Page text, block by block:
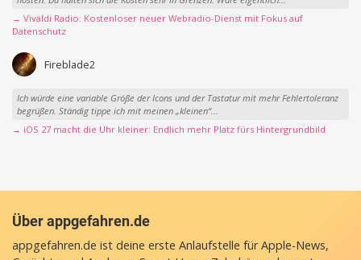
→ Vivaldi Radio: Kostenloser neuer Webradio-Dienst mit Fokus auf
Datenschutz
Fireblade2
Ich würde eine variable Größe der Icons und der Tastatur mit mehr Fehlertoleranz
begrüßen. Ständig tippe ich mit meinen „kleinen“...
→ iOS 27 macht die Uhr kleiner: Endlich mehr Platz fürs Hintergrundbild
Über appgefahren.de
appgefahren.de ist deine erste Anlaufstelle für Apple-News,